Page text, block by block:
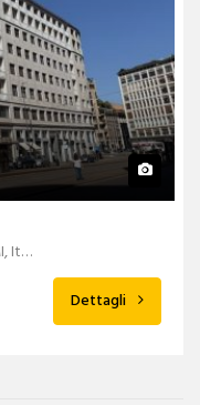
Via Alberico Albricci, 9, 20122 Milano MI, Italia
Dettagli